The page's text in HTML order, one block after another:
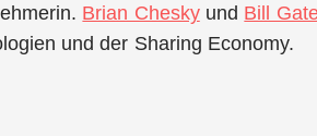
Brian Cheskyund Bill
und der Sharing Economy.